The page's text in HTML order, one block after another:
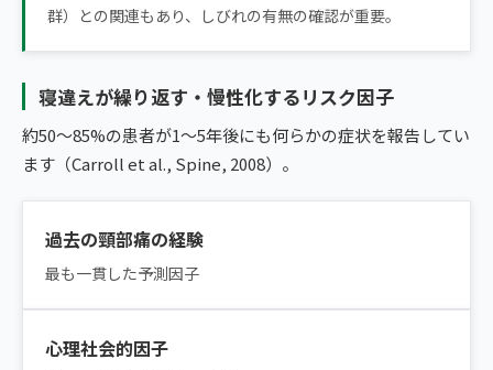
群）との関連もあり、しびれの有無の確認が重要。
寝違えが繰り返す・慢性化するリスク因子
約50〜85%の患者が1〜5年後にも何らかの症状を報告してい
ます（Carroll et al., Spine, 2008）。
過去の頸部痛の経験
最も一貫した予測因子
心理社会的因子